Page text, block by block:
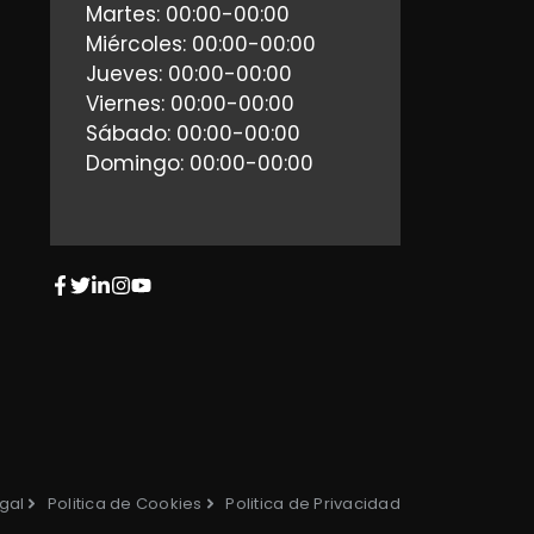
Martes: 00:00-00:00
Miércoles: 00:00-00:00
Jueves: 00:00-00:00
Viernes: 00:00-00:00
Sábado: 00:00-00:00
Domingo: 00:00-00:00
Politica de Cookies Politica de Privacidad